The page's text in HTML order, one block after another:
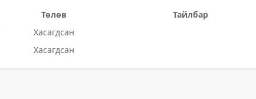
Төлөв
Тайлбар
Хасагдсан
Хасагдсан